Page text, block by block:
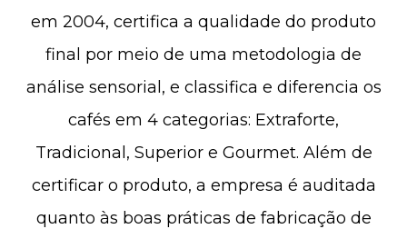
em 2004, certifica a qualidade do produto
final por meio de uma metodologia de
análise sensorial, e classifica e diferencia os
cafés em 4 categorias: Extraforte,
Tradicional, Superior e Gourmet. Além de
certificar o produto, a empresa é auditada
quanto às boas práticas de fabricação de